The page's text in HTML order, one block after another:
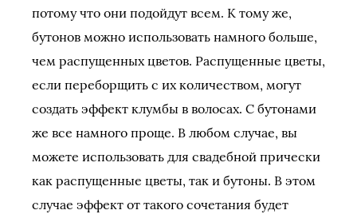
потому что они подойдут всем. К тому же,
бутонов можно использовать намного больше,
чем распущенных цветов. Распущенные цветы,
если переборщить с их количеством, могут
создать эффект клумбы в волосах. С бутонами
же все намного проще. В любом случае, вы
можете использовать для свадебной прически
как распущенные цветы, так и бутоны. В этом
случае эффект от такого сочетания будет